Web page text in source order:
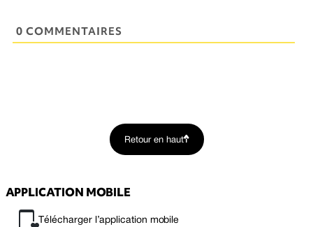
0 COMMENTAIRES
Retour en haut
APPLICATION MOBILE
Télécharger l’application mobile